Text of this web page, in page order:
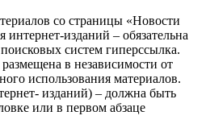
со страницы «Новости
изданий – обязательна
систем гиперссылка.
в независимости от
использования материалов.
изданий) – должна быть
или в первом абзаце